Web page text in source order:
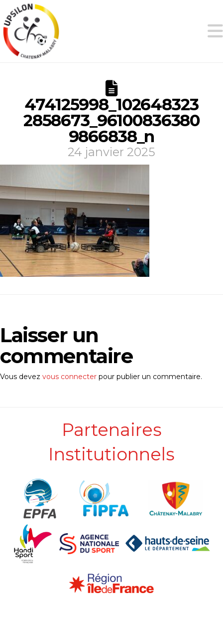
474125998_102648323
2858673_96100836380
9866838_n
24 janvier 2025
Laisser un
commentaire
Vous devez vous connecter pour publier un commentaire.
Partenaires
Institutionnels